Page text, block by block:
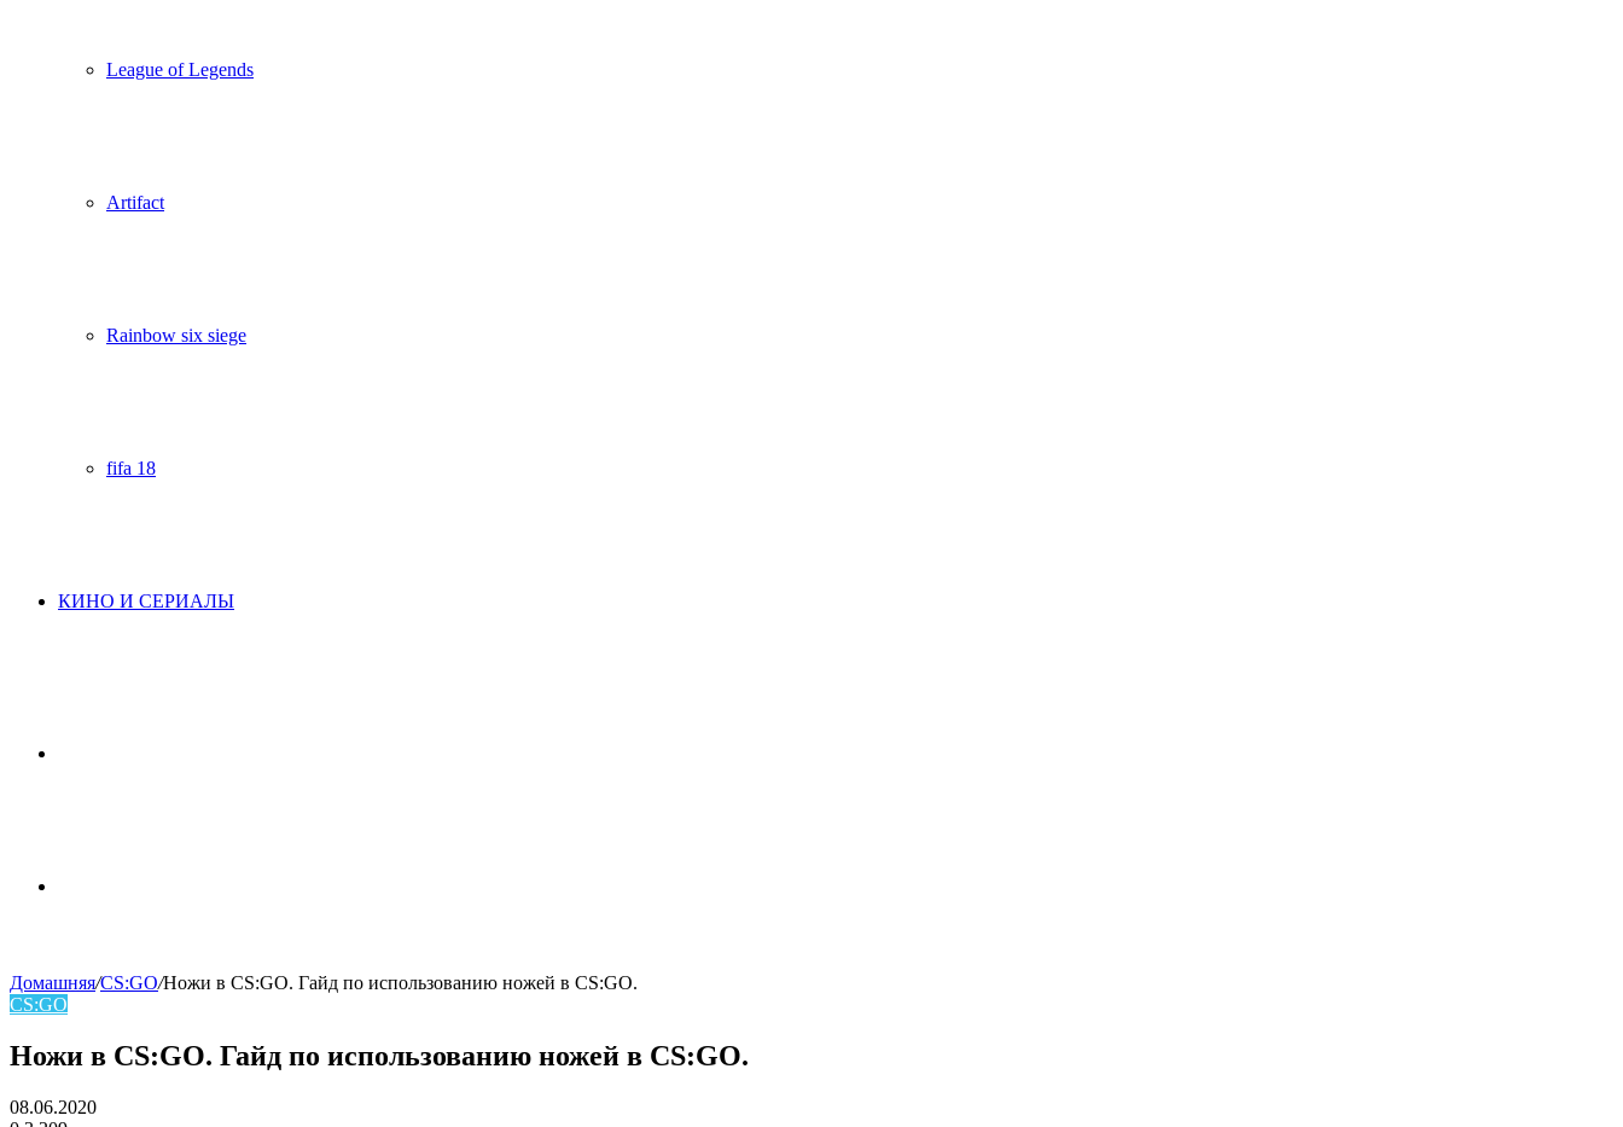
League of Legends
Artifact
Rainbow six siege
fifa 18
КИНО И СЕРИАЛЫ
skin
Домашняя/CS:GO/Ножи в CS:GO. Гайд по использованию ножей в CS:GO.
CS:GO
Ножи в CS:GO. Гайд по использованию ножей в CS:GO.
08.06.2020